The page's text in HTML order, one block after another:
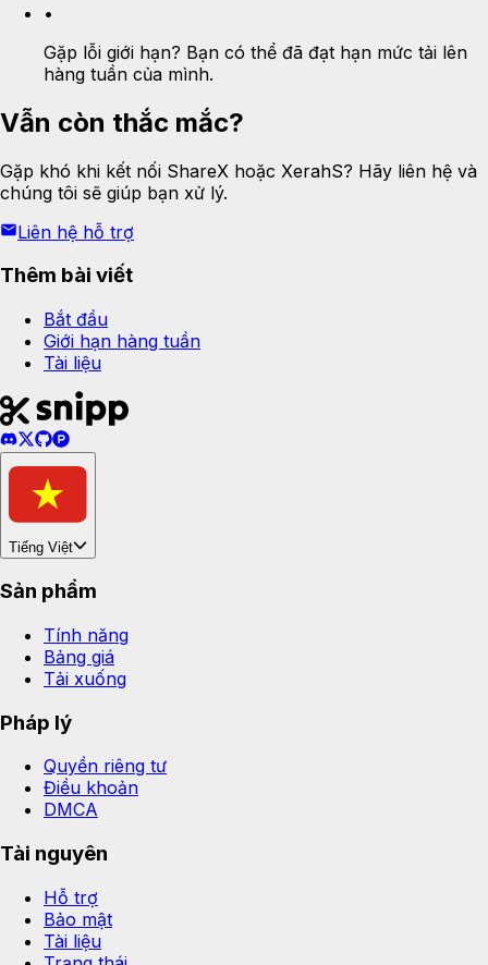
•
Gặp lỗi giới hạn? Bạn có thể đã đạt hạn mức tải lên
hàng tuần của mình.
Vẫn còn thắc mắc?
Gặp khó khi kết nối ShareX hoặc XerahS? Hãy liên hệ và
chúng tôi sẽ giúp bạn xử lý.
Liên hệ hỗ trợ
Thêm bài viết
Bắt đầu
Giới hạn hàng tuần
Tài liệu
Tiếng Việt
Sản phẩm
Tính năng
Bảng giá
Tải xuống
Pháp lý
Quyền riêng tư
Điều khoản
DMCA
Tài nguyên
Hỗ trợ
Bảo mật
Tài liệu